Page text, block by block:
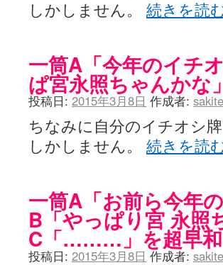
しかしません。 続きを読
一筒A「今年のイチ
ぱ宮永照ちゃんか
投稿日: 2015年3月8日 作成者:
ちなみに自分のイチオシ
しかしません。 続きを読
一筒A「お前ら今年
B「やっぱり宮 永照
C「………」を超早
投稿日: 2015年3月8日 作成者: